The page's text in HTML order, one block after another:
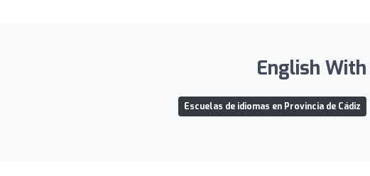
English
Escuelas de idiomas en Provincia de Cádiz